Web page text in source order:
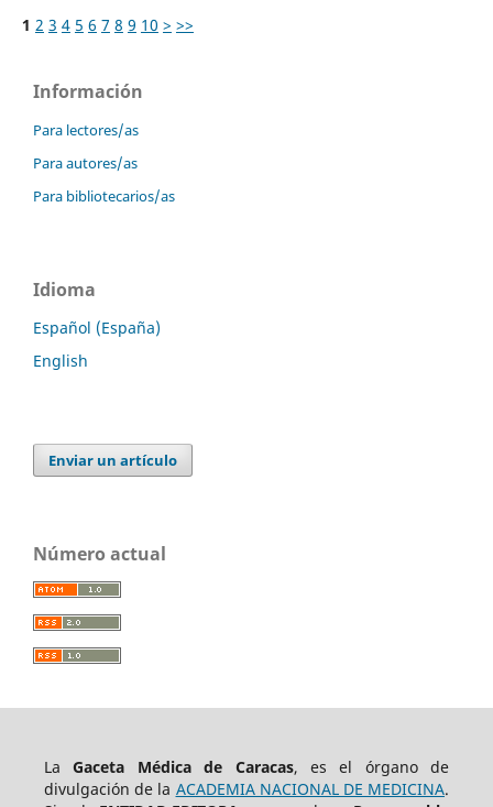
1 2 3 4 5 6 7 8 9 10 > >>
Información
Para lectores/as
Para autores/as
Para bibliotecarios/as
Idioma
Español (España)
English
Enviar un artículo
Número actual
LaGaceta Médica de Caracas, es el órgano de
divulgación de la ACADEMIA NACIONAL DE MEDICINA.